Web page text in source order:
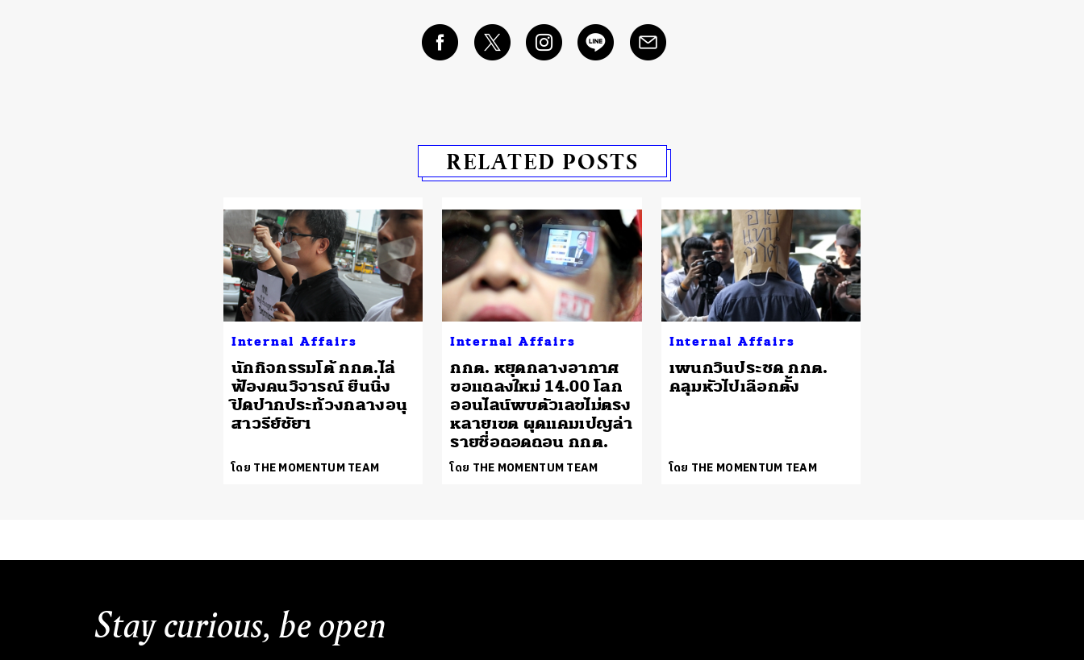
RELATED POSTS
Internal Affairs
นักกิจกรรมโต้ กกต.ไล่
ฟ้องคนวิจารณ์ ยืนนิ่ง
ปิดปากประท้วงกลางอนุ
สาวรีย์ชัยฯ
โดย THE MOMENTUM TEAM
Internal Affairs
กกต. หยุดกลางอากาศ
ขอแถลงใหม่ 14.00 โลก
ออนไลน์พบตัวเลขไม่ตรง
หลายเขต ผุดแคมเปญล่า
รายชื่อถอดถอน กกต.
โดย THE MOMENTUM TEAM
Internal Affairs
เพนกวินประชด กกต.
คลุมหัวไปเลือกตั้ง
โดย THE MOMENTUM TEAM
Stay curious, be open